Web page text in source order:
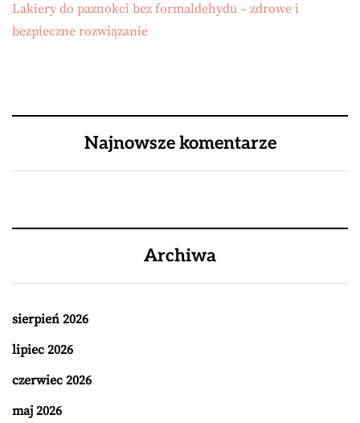
Lakiery do paznokci bez formaldehydu – zdrowe i
bezpieczne rozwiązanie
Najnowsze komentarze
Archiwa
sierpień 2026
lipiec 2026
czerwiec 2026
maj 2026